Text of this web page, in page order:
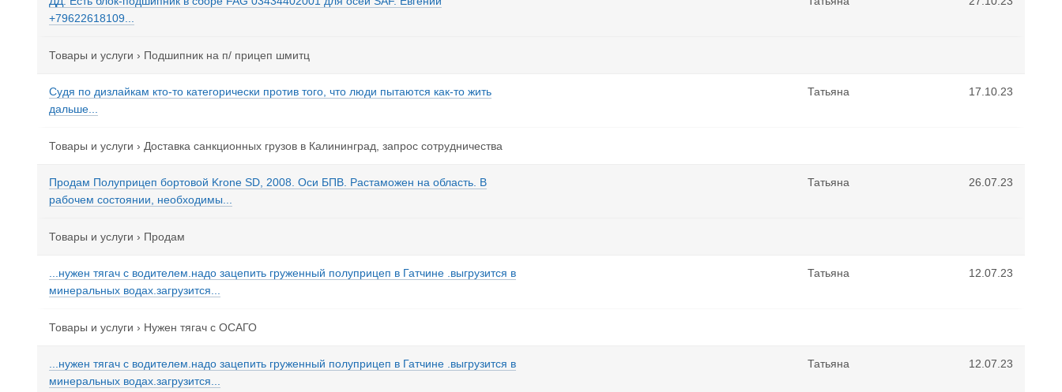
+79622618109...
Товары и услуги › Подшипник на п/ прицеп шмитц
Судя по дизлайкам кто-то категорически против того, что люди пытаются как-то жить
дальше...
Татьяна 17.10.23
Товары и услуги › Доставка санкционных грузов в Калининград, запрос сотрудничества
Продам Полуприцеп бортовой Krone SD, 2008. Оси БПВ. Растаможен на область. В
рабочем состоянии, необходимы...
Татьяна 26.07.23
Товары и услуги › Продам
...нужен тягач с водителем.надо зацепить груженный полуприцеп в Гатчине .выгрузится в
минеральных водах.загрузится...
Татьяна 12.07.23
Товары и услуги › Нужен тягач с ОСАГО
...нужен тягач с водителем.надо зацепить груженный полуприцеп в Гатчине .выгрузится в
минеральных водах.загрузится...
Татьяна 12.07.23